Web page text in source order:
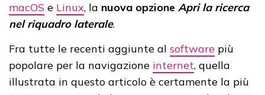
macOS e Linux, la nuova opzione Apri la ricerca
nel riquadro laterale.
Fra tutte le recenti aggiunte al software più
popolare per la navigazione internet, quella
illustrata in questo articolo è certamente la più